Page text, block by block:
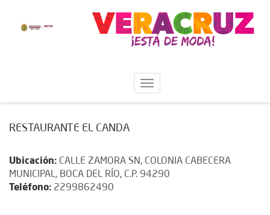
RESTAURANTE EL CANDA
Ubicación: CALLE ZAMORA SN, COLONIA CABECERA
MUNICIPAL, BOCA DEL RÍO, C.P. 94290
Teléfono: 2299862490